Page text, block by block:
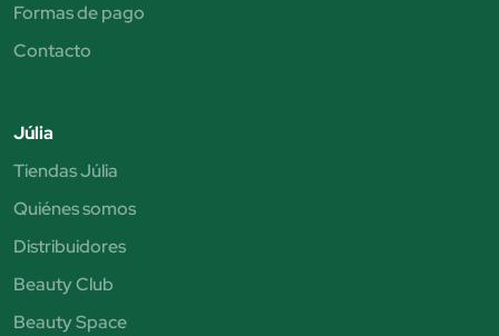
Formas de pago
Contacto
Júlia
Tiendas Júlia
Quiénes somos
Distribuidores
Beauty Club
Beauty Space